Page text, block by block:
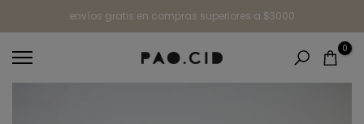
al
contenido
envíos gratis en compras superiores a $3000
0